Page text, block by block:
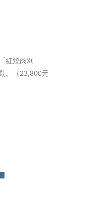
紅燒肉刈
。（23,800元